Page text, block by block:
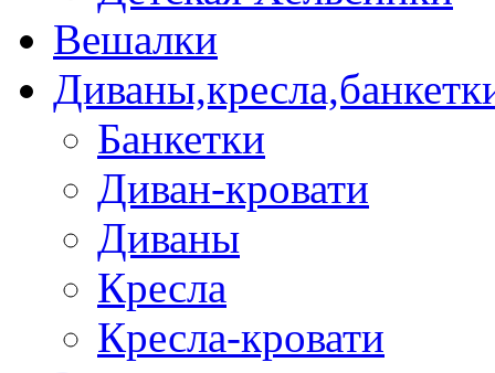
Вешалки
Банкетки
Диван-кровати
Диваны
Кресла
Кресла-кровати